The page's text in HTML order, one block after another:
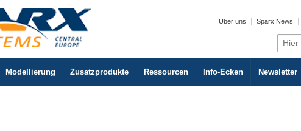
Über uns Sparx News
Search
for:
Modellierung Zusatzprodukte Ressourcen Info-Ecken Newsletter